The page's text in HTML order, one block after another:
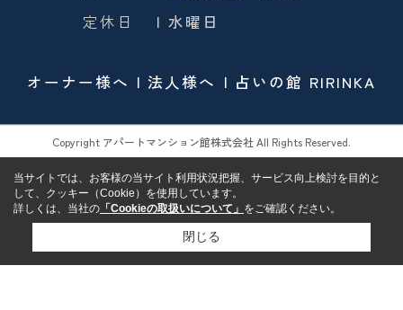
定休日
| 水曜日
オーナー様へ 法人様へ 占いの館 RIRINKA
Copyright アパートマンション館株式会社 All Rights Reserved.
当サイトでは、お客様の当サイト利用状況把握、サービス向上検討を目的と
して、クッキー（Cookie）を使用しています。
詳しくは、当社の 「Cookieの取扱いについて」 をご確認ください。
閉じる